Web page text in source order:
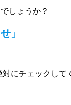
しょうか？
」
にチェックして